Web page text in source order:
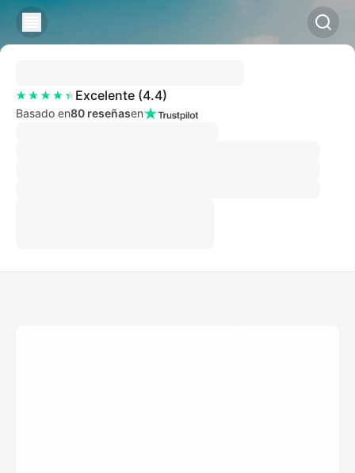
Excelente (4.4)
Basado en80 reseñasen